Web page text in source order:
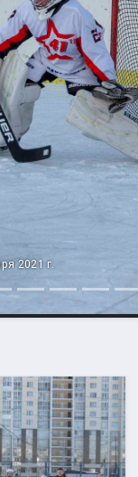
2021 г.